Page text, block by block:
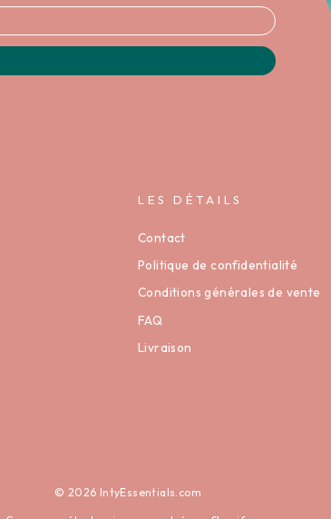
LES DÉTAILS
Contact
Politique de confidentialité
Conditions générales de vente
FAQ
Livraison
© 2026 IntyEssentials.com